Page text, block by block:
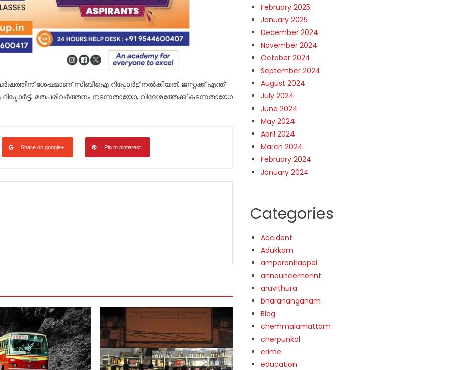
ശേഷമാണ് സിബിഐ റിപ്പോർട്ട് നൽകിയത്. ജസ്നക്ക് എന്ത്
മതപരിവർത്തനം നടന്നതായോ, വിദേശത്തേക്ക് കടന്നതായോ
Share on google+ Pin to pinterest
February 2025
January 2025
December 2024
November 2024
October 2024
September 2024
August 2024
July 2024
June 2024
May 2024
April 2024
March 2024
February 2024
January 2024
Categories
Accident
Adukkam
amparanirappel
announcemennt
aruvithura
bharananganam
Blog
chemmalamattam
cherpunkal
crime
education